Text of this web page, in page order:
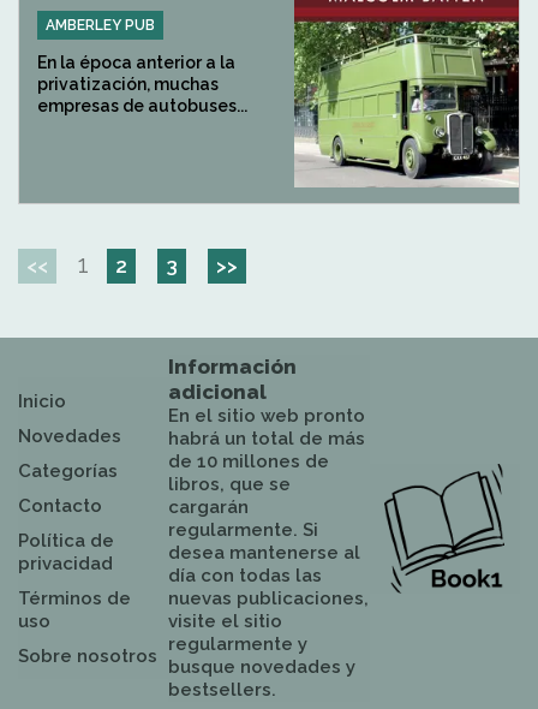
AMBERLEY PUB
En la época anterior a la
privatización, muchas
empresas de autobuses...
<< 1 2 3 >>
Inicio
Novedades
Categorías
Contacto
Política de
privacidad
Términos de
uso
Sobre nosotros
Información
adicional
En el sitio web pronto
habrá un total de más
de 10 millones de
libros, que se
cargarán
regularmente. Si
desea mantenerse al
día con todas las
nuevas publicaciones,
visite el sitio
regularmente y
busque novedades y
bestsellers.